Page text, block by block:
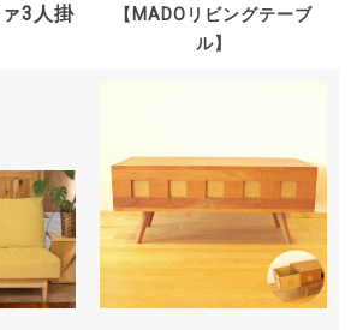
3人掛
【MADOリビングテーブ
ル】